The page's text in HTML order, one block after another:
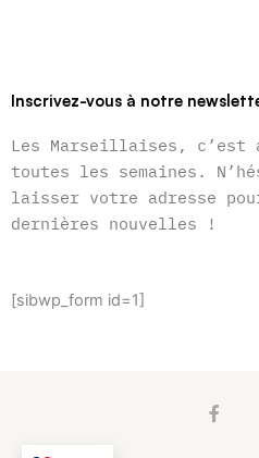
Inscrivez-vous à notre
Les Marseillaises, c’est
toutes les semaines.
laisser votre adresse
dernières nouvelles !
[sibwp_form id=1]
F
a